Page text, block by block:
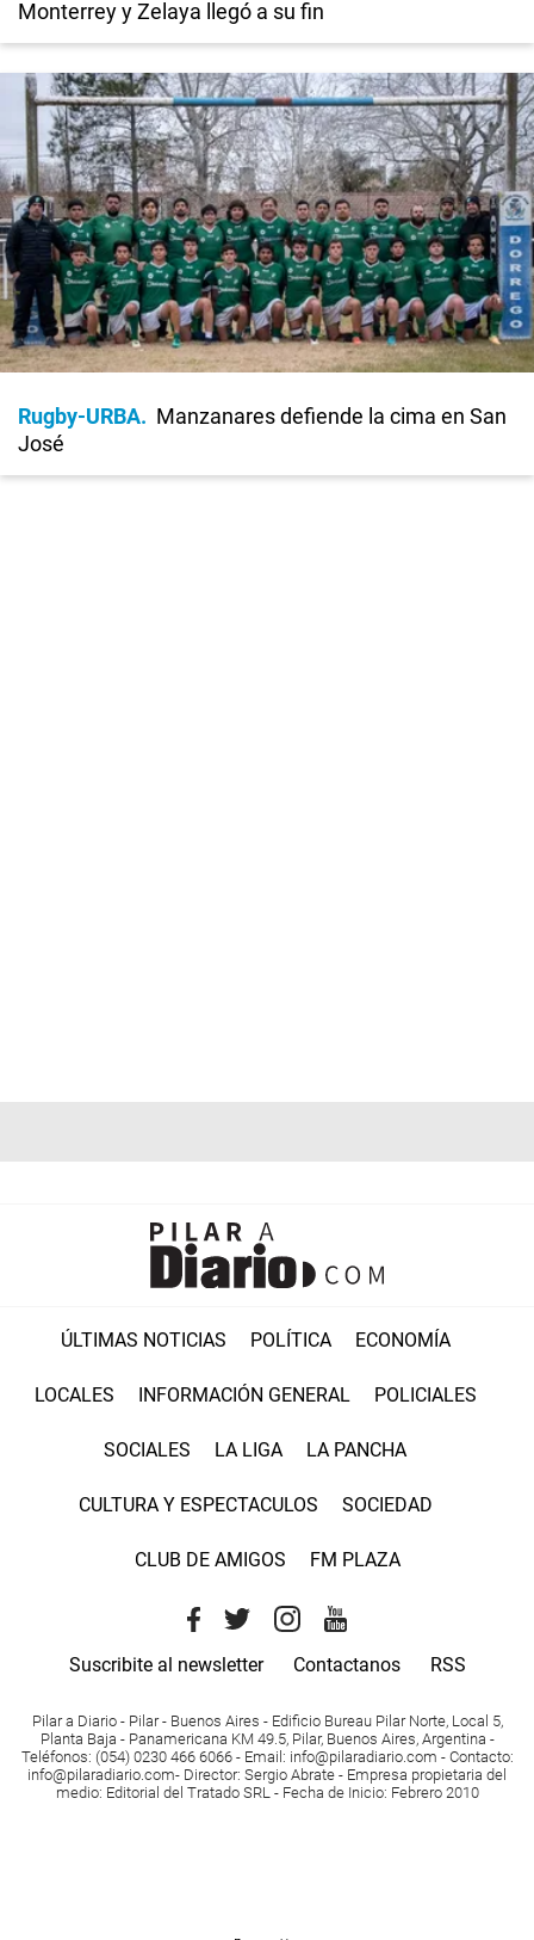
Monterrey y Zelaya llegó a su fin
Rugby-URBA
Manzanares defiende la cima en San
José
ÚLTIMAS NOTICIAS POLÍTICA ECONOMÍA
LOCALES INFORMACIÓN GENERAL POLICIALES
SOCIALES LA LIGA LA PANCHA
CULTURA Y ESPECTACULOS SOCIEDAD
CLUB DE AMIGOS FM PLAZA
Suscribite al newsletter Contactanos RSS
Pilar a Diario - Pilar - Buenos Aires - Edificio Bureau Pilar Norte, Local 5,
Planta Baja - Panamericana KM 49.5, Pilar, Buenos Aires, Argentina -
Teléfonos: (054) 0230 466 6066 - Email : info@pilaradiario.com - Contacto:
info@pilaradiario.com- Director: Sergio Abrate - Empresa propietaria del
medio: Editorial del Tratado SRL - Fecha de Inicio: Febrero 2010